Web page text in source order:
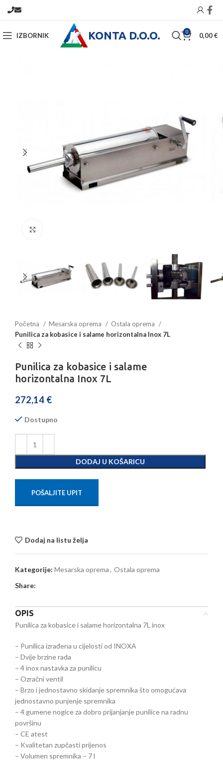
IZBORNIK KONTA D.O.O. 0 0,00€
Početna Mesarska oprema
Ostala oprema
Punilica za kobasice i salame horizontalna Inox 7L
Punilica za kobasice i salame
horizontalna Inox 7L
272,14 €
Dostupno
DODAJ U KOŠARICU
POŠALJITE UPIT
Dodaj na listu želja
Kategorije: Mesarska oprema, Ostala oprema
Share:
OPIS
Punilica za kobasice i salame horizontalna 7L inox
– Punilica izrađena u cijelosti od INOXA
– Dvije brzine rada
– 4 inox nastavka za punilicu
– Ozračni ventil
– Brzo i jednostavno skidanje spremnika što omogućava
jednostavno punjenje spremnika
– 4 gumene nogice za dobro prijanjanje punilice na radnu
površinu
– CE atest
– Kvalitetan zupčasti prijenos
– Volumen spremnika – 7 l